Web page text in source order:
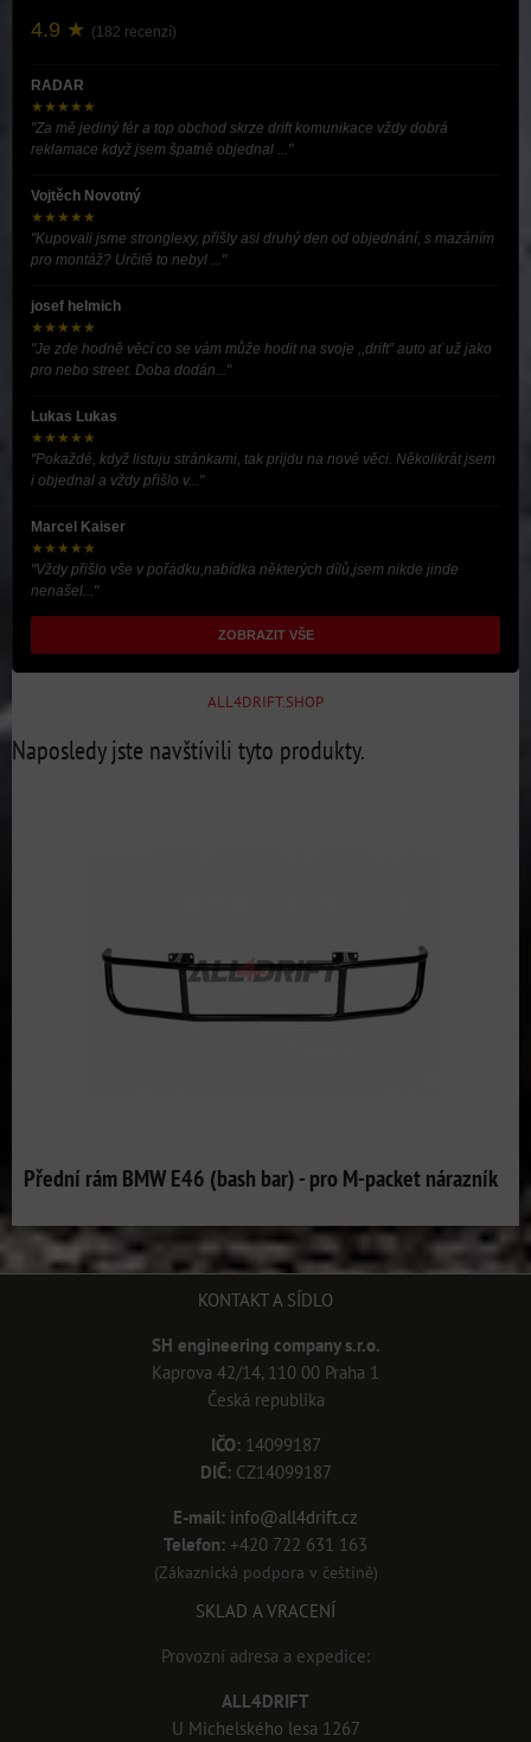
4.9 ★ (182 recenzí)
RADAR
★★★★★
"Za mě jediný fér a top obchod skrze drift komunikace vždy dobrá
reklamace když jsem špatně objednal ..."
Vojtěch Novotný
★★★★★
"Kupovali jsme stronglexy, přišly asi druhý den od objednání, s mazáním
pro montáž? Určitě to nebyl ..."
josef helmich
★★★★★
"Je zde hodně věcí co se vám může hodit na svoje ,,drift” auto ať už jako
pro nebo street. Doba dodán..."
Lukas Lukas
★★★★★
"Pokaždé, když listuju stránkami, tak prijdu na nové věci. Několikrát jsem
i objednal a vždy přišlo v..."
Marcel Kaiser
★★★★★
"Vždy přišlo vše v pořádku,nabídka některých dílů,jsem nikde jinde
nenašel..."
ZOBRAZIT VŠE
ALL4DRIFT.SHOP
Naposledy jste navštívili tyto produkty.
Přední rám BMW E46 (bash bar) - pro M-packet nárazník
KONTAKT A SÍDLO
SH engineering company s.r.o.
Kaprova 42/14, 110 00 Praha 1
Česká republika
IČO:14099187
DIČ:CZ14099187
E-mail: info@all4drift.cz
Telefon: +420 722 631 163
(Zákaznická podpora v češtině)
SKLAD A VRACENÍ
Provozní adresa a expedice:
ALL4DRIFT
U Michelského lesa 1267